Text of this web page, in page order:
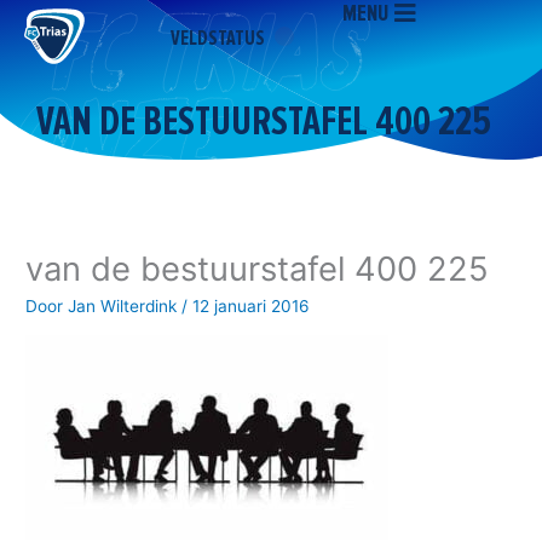
naar
inhoud
VELDSTATUS
MENU
VAN DE BESTUURSTAFEL 400 225
van de bestuurstafel 400 225
DoorJan Wilterdink /12 januari 2016